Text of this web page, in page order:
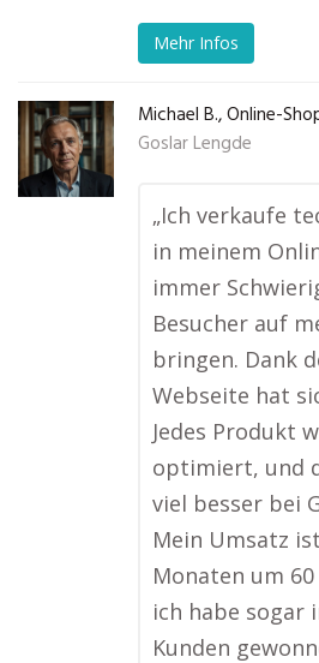
Mehr Infos
Michael B., Online-
Goslar Lengde
„Ich verkaufe
in meinem
immer
Besucher auf
bringen. Dank
Webseite hat
Jedes Produkt
optimiert, und
viel besser bei
Mein Umsatz
Monaten um
ich habe sogar
Kunden